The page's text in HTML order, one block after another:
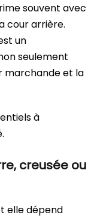
souvent avec
cour arrière.
un
seulement
marchande et la
à
creusée ou
elle dépend